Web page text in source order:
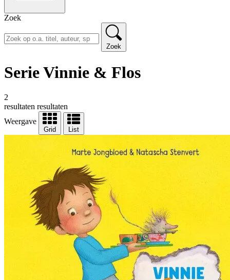
Zoek
Zoek
Serie Vinnie & Flos
2
resultaten resultaten
Weergave
Grid List